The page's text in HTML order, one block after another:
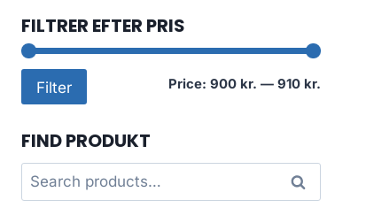
FILTRER EFTER PRIS
Min
Max
Filter Price: 900 kr. — 910 kr.
FIND PRODUKT
Search
for:
Search